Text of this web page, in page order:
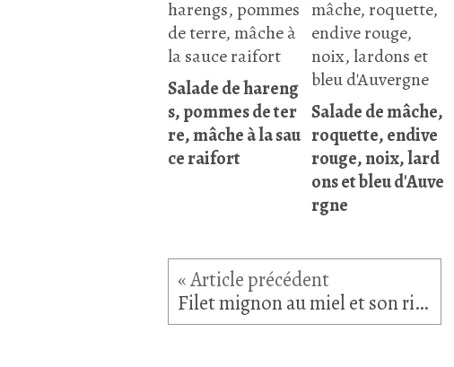
Salade de hareng
s, pommes de ter
re, mâche à la sau
ce raifort
Salade de mâche,
roquette, endive
rouge, noix, lard
ons et bleu d'Auve
rgne
Filet mignon au miel et son riz sauvage